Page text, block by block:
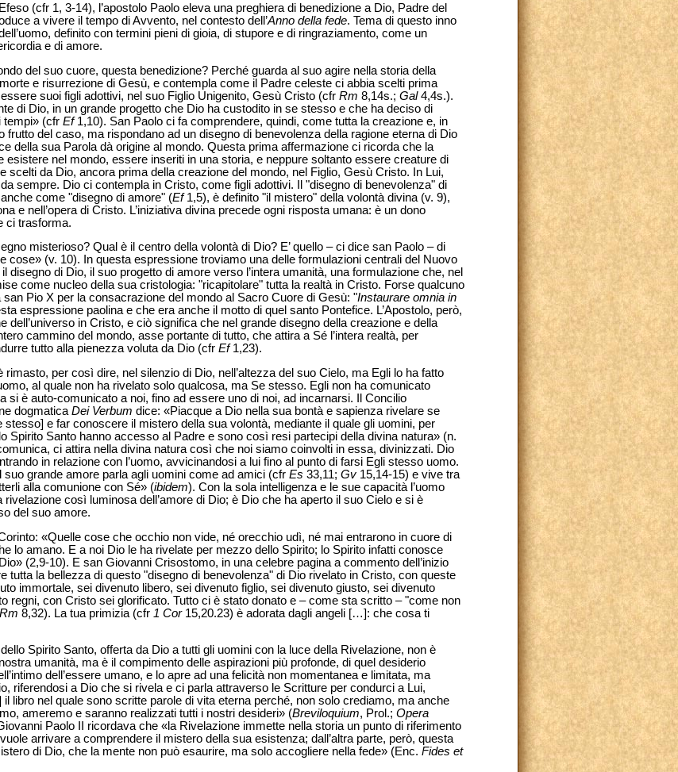
(cfr 1, 3-14), l’apostolo Paolo eleva una preghiera di benedizione a Dio, Padre del
a vivere il tempo di Avvento, nel contesto dell’Anno della fede. Tema di questo inno
definito con termini pieni di gioia, di stupore e di ringraziamento, come un
e di amore.
del suo cuore, questa benedizione? Perché guarda al suo agire nella storia della
e risurrezione di Gesù, e contempla come il Padre celeste ci abbia scelti prima
suoi figli adottivi, nel suo Figlio Unigenito, Gesù Cristo (cfr Rm 8,14s.; Gal4,4s.).
di Dio, in un grande progetto che Dio ha custodito in se stesso e che ha deciso di
tempi» (cfr Ef1,10). San Paolo ci fa comprendere, quindi, come tutta la creazione e, in
frutto del caso, ma rispondano ad un disegno di benevolenza della ragione eterna di Dio
della sua Parola dà origine al mondo. Questa prima affermazione ci ricorda che la
nel mondo, essere inseriti in una storia, e neppure soltanto essere creature di
scelti da Dio, ancora prima della creazione del mondo, nel Figlio, Gesù Cristo. In Lui,
sempre. Dio ci contempla in Cristo, come figli adottivi. Il "disegno di benevolenza" di
come "disegno di amore" (Ef1,5), è definito "il mistero" della volontà divina (v. 9),
e nell’opera di Cristo. L’iniziativa divina precede ogni risposta umana: è un dono
ci trasforma.
misterioso? Qual è il centro della volontà di Dio? E’ quello – ci dice san Paolo – di
cose» (v. 10). In questa espressione troviamo una delle formulazioni centrali del Nuovo
disegno di Dio, il suo progetto di amore verso l’intera umanità, una formulazione che, nel
come nucleo della sua cristologia: "ricapitolare" tutta la realtà in Cristo. Forse qualcuno
Pio X per la consacrazione del mondo al Sacro Cuore di Gesù: "Instaurare omnia in
espressione paolina e che era anche il motto di quel santo Pontefice. L’Apostolo, però,
dell’universo in Cristo, e ciò significa che nel grande disegno della creazione e della
cammino del mondo, asse portante di tutto, che attira a Sé l’intera realtà, per
tutto alla pienezza voluta da Dio (cfr Ef1,23).
per così dire, nel silenzio di Dio, nell’altezza del suo Cielo, ma Egli lo ha fatto
al quale non ha rivelato solo qualcosa, ma Se stesso. Egli non ha comunicato
si è auto-comunicato a noi, fino ad essere uno di noi, ad incarnarsi. Il Concilio
dogmatica Dei Verbum dice: «Piacque a Dio nella sua bontà e sapienza rivelare se
e far conoscere il mistero della sua volontà, mediante il quale gli uomini, per
Spirito Santo hanno accesso al Padre e sono così resi partecipi della divina natura» (n.
ci attira nella divina natura così che noi siamo coinvolti in essa, divinizzati. Dio
in relazione con l’uomo, avvicinandosi a lui fino al punto di farsi Egli stesso uomo.
suo grande amore parla agli uomini come ad amici (cfr Es 33,11; Gv 15,14-15) e vive tra
alla comunione con Sé» (ibidem). Con la sola intelligenza e le sue capacità l’uomo
così luminosa dell’amore di Dio; è Dio che ha aperto il suo Cielo e si è
del suo amore.
«Quelle cose che occhio non vide, né orecchio udì, né mai entrarono in cuore di
lo amano. E a noi Dio le ha rivelate per mezzo dello Spirito; lo Spirito infatti conosce
(2,9-10). E san Giovanni Crisostomo, in una celebre pagina a commento dell’inizio
tutta la bellezza di questo "disegno di benevolenza" di Dio rivelato in Cristo, con queste
immortale, sei divenuto libero, sei divenuto figlio, sei divenuto giusto, sei divenuto
regni, con Cristo sei glorificato. Tutto ci è stato donato e – come sta scritto – "come non
Rm 8,32). La tua primizia (cfr 1 Cor15,20.23) è adorata dagli angeli […]: che cosa ti
Spirito Santo, offerta da Dio a tutti gli uomini con la luce della Rivelazione, non è
umanità, ma è il compimento delle aspirazioni più profonde, di quel desiderio
dell’essere umano, e lo apre ad una felicità non momentanea e limitata, ma
riferendosi a Dio che si rivela e ci parla attraverso le Scritture per condurci a Lui,
libro nel quale sono scritte parole di vita eterna perché, non solo crediamo, ma anche
ameremo e saranno realizzati tutti i nostri desideri» (Breviloquium, Prol.; Opera
Paolo II ricordava che «la Rivelazione immette nella storia un punto di riferimento
arrivare a comprendere il mistero della sua esistenza; dall’altra parte, però, questa
di Dio, che la mente non può esaurire, ma solo accogliere nella fede» (Enc. Fides et